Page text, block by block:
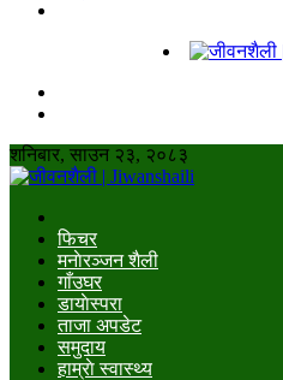
शनिबार, साउन २३, २०८३
फिचर
मनाेरञ्जन शैली
गाँउघर
डायाेस्परा
ताजा अपडेट
समुदाय
हाम्राे स्वास्थ्य